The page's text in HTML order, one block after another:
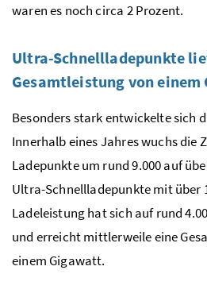
waren es noch circa 2 Prozent.
Ultra-Schnellladepunkte
Gesamtleistung von
Besonders stark entwickelte sich
Innerhalb eines Jahres wuchs die
Ladepunkte um rund 9.000 auf
Ultra-Schnellladepunkte mit über
Ladeleistung hat sich auf rund
und erreicht mittlerweile eine
einem Gigawatt.